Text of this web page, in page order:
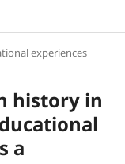
experiences
history in
a